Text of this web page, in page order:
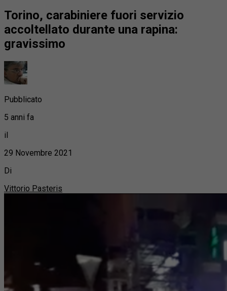
Torino, carabiniere fuori servizio
accoltellato durante una rapina:
gravissimo
Pubblicato
5 anni fa
il
29 Novembre 2021
Di
Vittorio Pasteris